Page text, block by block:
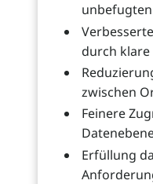
durch
zwischen
Feinere
Erfüllung